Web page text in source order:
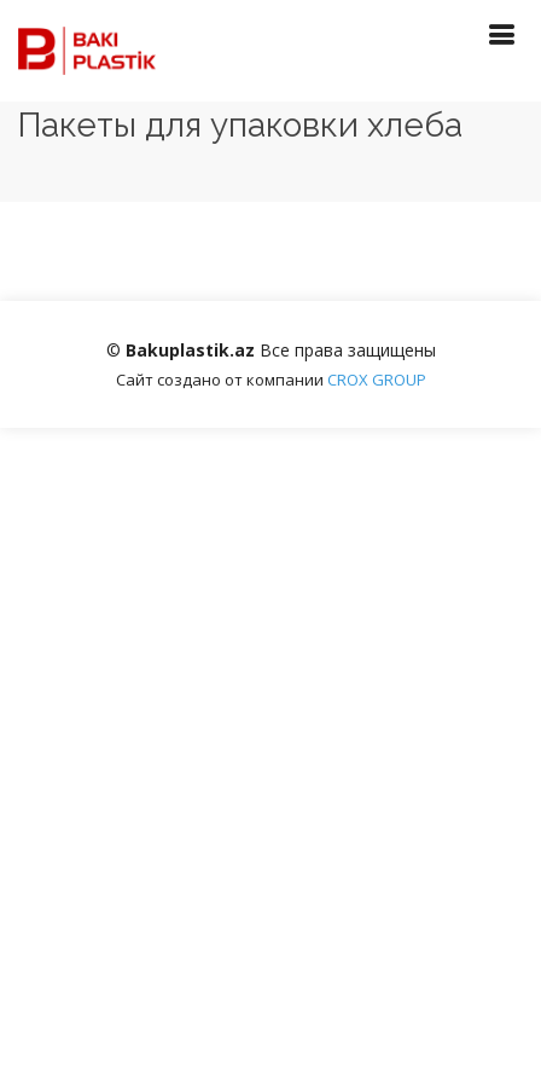
Пакеты для упаковки хлеба
© Bakuplastik.az Все права защищены
Cайт создано от компании CROX GROUP